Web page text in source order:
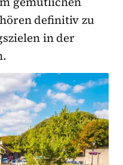
definitiv zu
in der